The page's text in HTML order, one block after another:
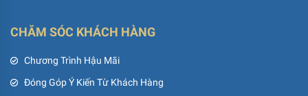
CHĂM SÓC KHÁCH HÀNG
Chương Trình Hậu Mãi
Đóng Góp Ý Kiến Từ Khách Hàng